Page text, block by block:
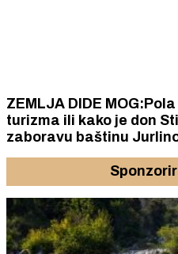
ZEMLJA DIDE
turizma ili kako je don Stipe Perkov oteo
zaboravu baštinu